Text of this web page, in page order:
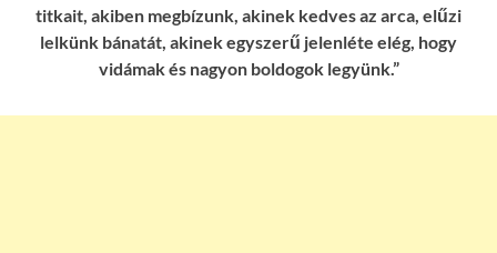
titkait, akiben megbízunk, akinek kedves az arca, elűzi
lelkünk bánatát, akinek egyszerű jelenléte elég, hogy
vidámak és nagyon boldogok legyünk.”